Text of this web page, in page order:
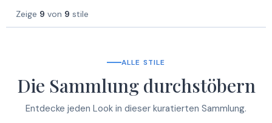
Zeige 9 von 9 stile
ALLE STILE
Die Sammlung durchstöbern
Entdecke jeden Look in dieser kuratierten Sammlung.